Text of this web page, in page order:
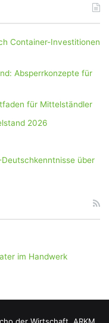
Container-Investitionen
Absperrkonzepte für
für Mittelständler
2026
über
im Handwerk
der Wirtschaft. ARKM